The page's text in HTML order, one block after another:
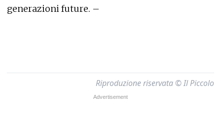
generazioni future. –
Riproduzione riservata © Il Piccolo